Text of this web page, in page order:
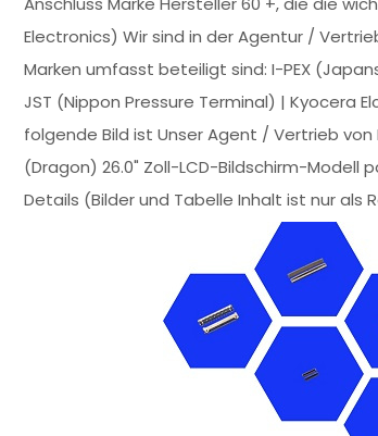
Electronics) Wir sind in der Agentur /
Marken umfasst beteiligt sind: I-PEX
JST (Nippon Pressure Terminal) | Kyocera
folgende Bild ist Unser Agent / Vertrieb von
(Dragon) 26.0" Zoll-LCD-Bildschirm-Modell
Details (Bilder und Tabelle Inhalt ist nur als